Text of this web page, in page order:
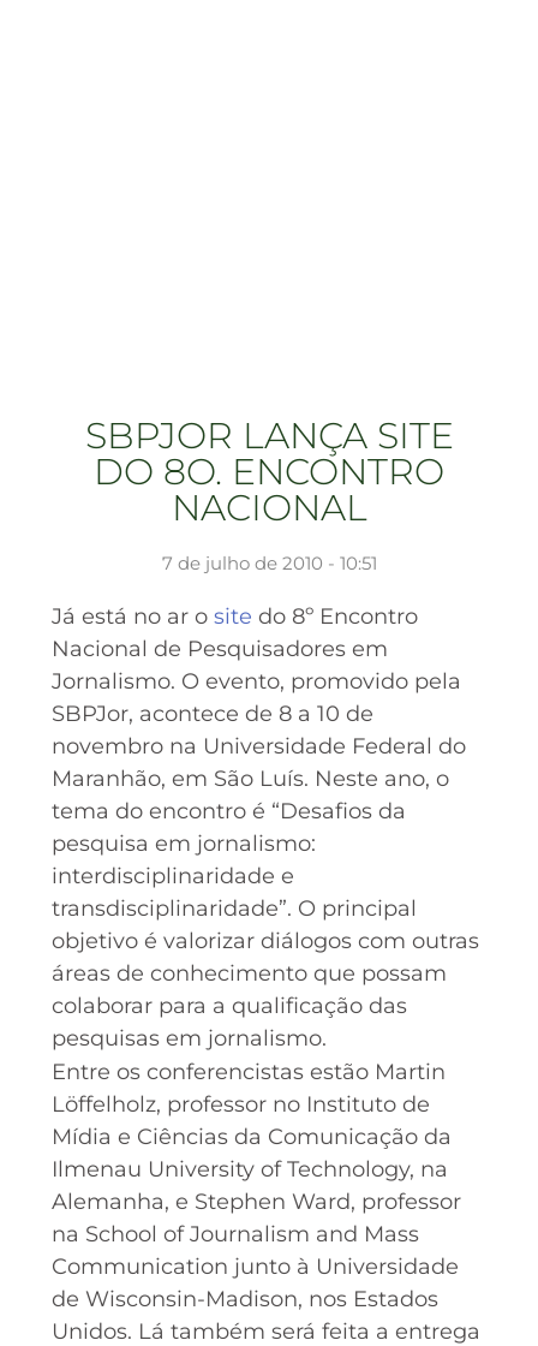
SBPJOR LANÇA SITE
DO 8O. ENCONTRO
NACIONAL
7 de julho de 2010 - 10:51
Já está no ar o site do 8º Encontro
Nacional de Pesquisadores em
Jornalismo. O evento, promovido pela
SBPJor, acontece de 8 a 10 de
novembro na Universidade Federal do
Maranhão, em São Luís. Neste ano, o
tema do encontro é “Desafios da
pesquisa em jornalismo:
interdisciplinaridade e
transdisciplinaridade”. O principal
objetivo é valorizar diálogos com outras
áreas de conhecimento que possam
colaborar para a qualificação das
pesquisas em jornalismo.
Entre os conferencistas estão Martin
Löffelholz, professor no Instituto de
Mídia e Ciências da Comunicação da
Ilmenau University of Technology, na
Alemanha, e Stephen Ward, professor
na School of Journalism and Mass
Communication junto à Universidade
de Wisconsin-Madison, nos Estados
Unidos. Lá também será feita a entrega